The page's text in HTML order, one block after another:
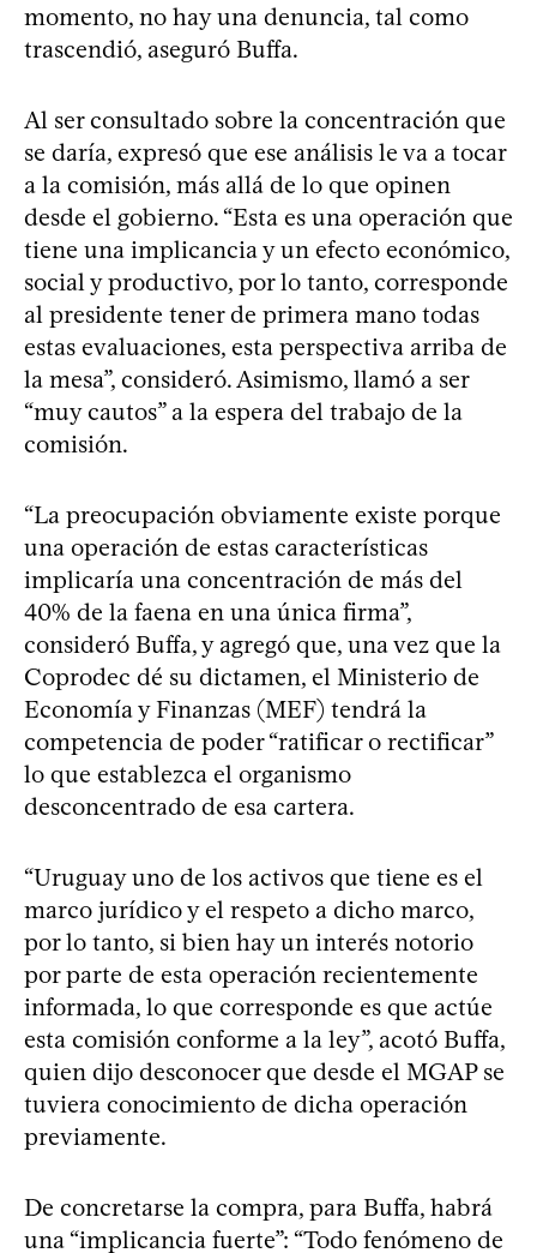
momento, no hay una denuncia, tal como
trascendió, aseguró Buffa.
Al ser consultado sobre la concentración que
se daría, expresó que ese análisis le va a tocar
a la comisión, más allá de lo que opinen
desde el gobierno. “Esta es una operación que
tiene una implicancia y un efecto económico,
social y productivo, por lo tanto, corresponde
al presidente tener de primera mano todas
estas evaluaciones, esta perspectiva arriba de
la mesa”, consideró. Asimismo, llamó a ser
“muy cautos” a la espera del trabajo de la
comisión.
“La preocupación obviamente existe porque
una operación de estas características
implicaría una concentración de más del
40% de la faena en una única firma”,
consideró Buffa, y agregó que, una vez que la
Coprodec dé su dictamen, el Ministerio de
Economía y Finanzas (MEF) tendrá la
competencia de poder “ratificar o rectificar”
lo que establezca el organismo
desconcentrado de esa cartera.
“Uruguay uno de los activos que tiene es el
marco jurídico y el respeto a dicho marco,
por lo tanto, si bien hay un interés notorio
por parte de esta operación recientemente
informada, lo que corresponde es que actúe
esta comisión conforme a la ley”, acotó Buffa,
quien dijo desconocer que desde el MGAP se
tuviera conocimiento de dicha operación
previamente.
De concretarse la compra, para Buffa, habrá
una “implicancia fuerte”: “Todo fenómeno de